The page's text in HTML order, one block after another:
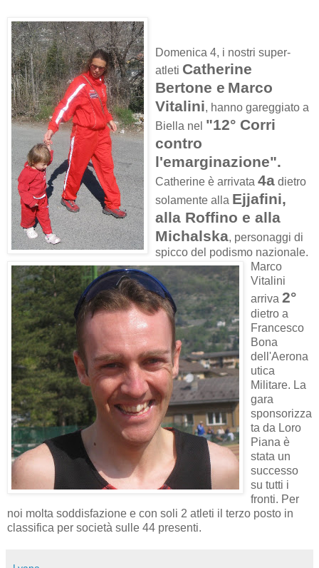
Domenica 4, i nostri super-
atleti Catherine
Bertone e Marco
Vitalini, hanno gareggiato a
Biella nel "12° Corri
contro
l'emarginazione".
Catherine è arrivata 4a dietro
solamente alla Ejjafini,
alla Roffino e alla
Michalska, personaggi di
spicco del podismo nazionale.
Marco
Vitalini
arriva 2°
dietro a
Francesco
Bona
dell'Aerona
utica
Militare. La
gara
sponsorizza
ta da Loro
Piana è
stata un
successo
su tutti i
fronti. Per
noi molta soddisfazione e con soli 2 atleti il terzo posto in
classifica per società sulle 44 presenti.